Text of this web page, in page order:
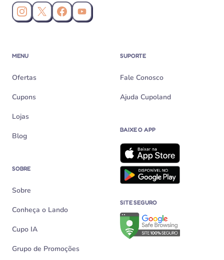
Instagram da Cupoland
X (Twitter) da Cupoland
Facebook da Cupoland
Canal da Cupoland no YouTube
MENU
Ofertas
Cupons
Lojas
Blog
SOBRE
Sobre
Conheça o Lando
Cupo IA
Grupo de Promoções
SUPORTE
Fale Conosco
Ajuda Cupoland
BAIXE O APP
SITE SEGURO
Verificação de site seguro